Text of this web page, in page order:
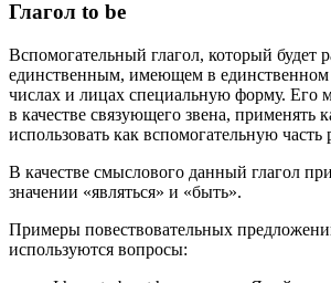
Глагол to be
Вспомогательный глагол, который будет
единственным, имеющем в
числах и лицах специальную форму. Его
в качестве связующего звена, применять
использовать как вспомогательную
В качестве смыслового данный глагол
значении «являться» и «быть».
Примеры повествовательных
используются вопросы: